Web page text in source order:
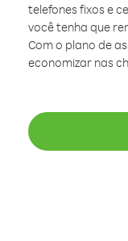
telefones fixos e
você tenha que
Com o plano de
economizar nas